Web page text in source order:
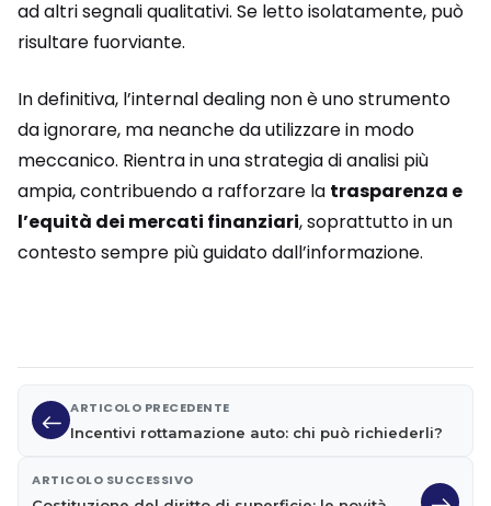
ad altri segnali qualitativi. Se letto isolatamente, può
risultare fuorviante.
In definitiva, l’internal dealing non è uno strumento
da ignorare, ma neanche da utilizzare in modo
meccanico. Rientra in una strategia di analisi più
ampia, contribuendo a rafforzare la trasparenza e
l’equità dei mercati finanziari, soprattutto in un
contesto sempre più guidato dall’informazione.
ARTICOLO PRECEDENTE
Incentivi rottamazione auto: chi può richiederli?
ARTICOLO SUCCESSIVO